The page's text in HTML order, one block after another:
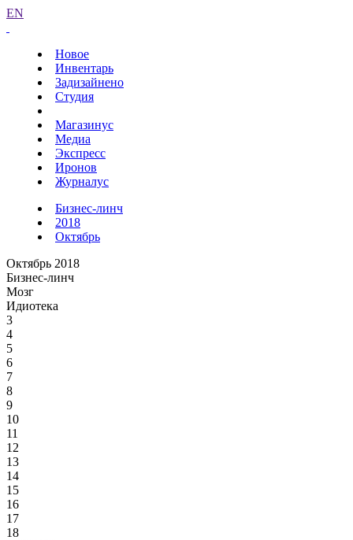
EN
Новое
Инвентарь
Задизайнено
Студия
Магазинус
Медиа
Экспресс
Иронов
Журналус
Бизнес-линч
2018
Октябрь
Октябрь 2018
Бизнес-линч
Мозг
Идиотека
3
4
5
6
7
8
9
10
11
12
13
14
15
16
17
18